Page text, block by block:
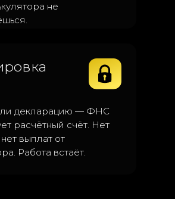
декларацию — ФНС
расчётный счёт. Нет
выплат от
Работа встаёт.
не